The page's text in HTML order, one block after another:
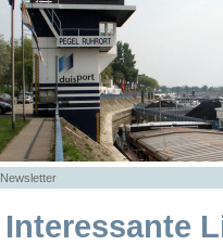
Newsletter
Interessante